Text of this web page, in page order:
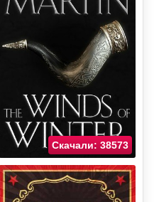
Скачали: 38573